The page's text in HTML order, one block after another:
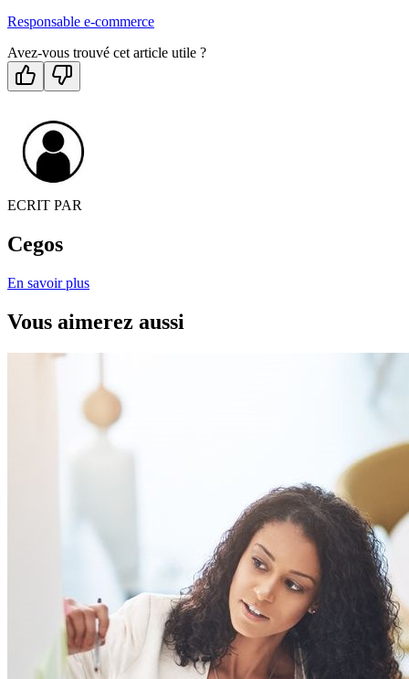
Responsable e-commerce
Avez-vous trouvé cet article utile ?
ECRIT PAR
Cegos
En savoir plus
Vous aimerez aussi